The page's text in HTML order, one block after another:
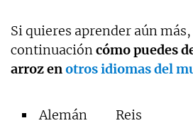
Si quieres aprender aún
continuacióncómo puedes
arroz enotros idiomas del
Alemán Reis